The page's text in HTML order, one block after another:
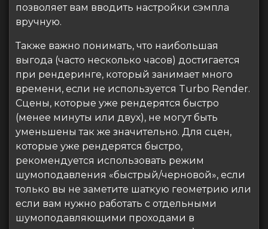
позволяет вам вводить настройки сэмпла
вручную.
Также важно понимать, что наибольшая
выгода (часто несколько часов) достигается
при рендеринге, который занимает много
времени, если не используется Turbo Render.
Сцены, которые уже рендерятся быстро
(менее минуты или двух), не могут быть
уменьшены так же значительно. Для сцен,
которые уже рендерятся быстро,
рекомендуется использовать режим
шумоподавления «быстрый/черновой», если
только вы не заметите шаткую геометрию или
если вам нужно работать с отдельными
шумоподавляющими проходами в